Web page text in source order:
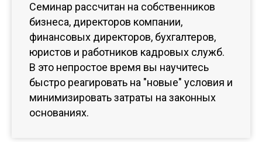
Семинар рассчитан на собственников
бизнеса, директоров компании,
финансовых директоров, бухгалтеров,
юристов и работников кадровых служб.
В это непростое время вы научитесь
быстро реагировать на "новые" условия и
минимизировать затраты на законных
основаниях.